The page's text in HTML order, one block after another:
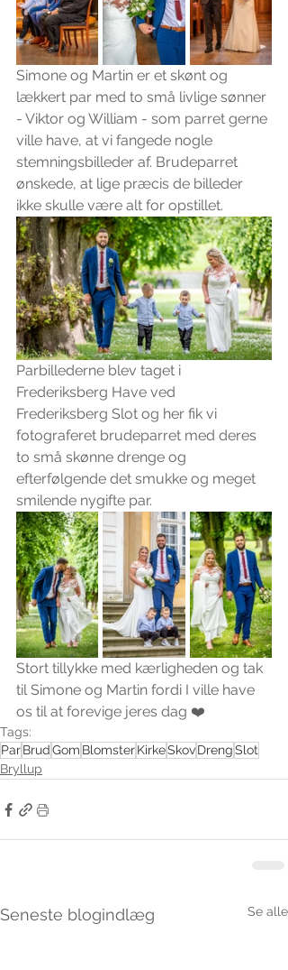
Simone og Martin er et skønt og
lækkert par med to små livlige sønner
- Viktor og William - som parret gerne
ville have, at vi fangede nogle
stemningsbilleder af. Brudeparret
ønskede, at lige præcis de billeder
ikke skulle være alt for opstillet.
Parbillederne blev taget i
Frederiksberg Have ved
Frederiksberg Slot og her fik vi
fotograferet brudeparret med deres
to små skønne drenge og
efterfølgende det smukke og meget
smilende nygifte par.
Stort tillykke med kærligheden og tak
til Simone og Martin fordi I ville have
os til at forevige jeres dag ❤️
Tags:
ParBrudGom BlomsterKirkeSkovDrengSlot
Bryllup
Seneste blogindlæg Se alle